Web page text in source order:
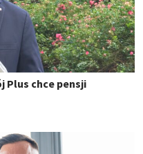
Plus chce pensji